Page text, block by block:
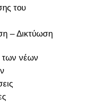
του
– Δικτύωση
νέων